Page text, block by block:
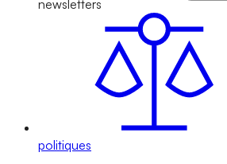
newsletters
politiques